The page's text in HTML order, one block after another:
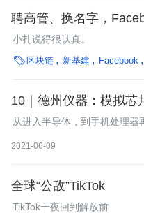
聘高管、换名字，
小扎说得很认真。
 区块链 新基建 Facebook
10｜德州仪器：模拟芯
从进入半导体，到手机处理器
2021-06-09
全球“公敌”TikTok
TikTok一夜回到解放前